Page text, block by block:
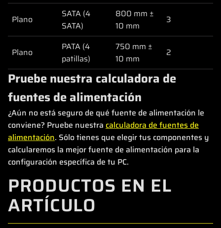
Plano
SATA (4
SATA)
800 mm ±
10 mm
3
Plano
PATA (4
patillas)
750 mm ±
10 mm
2
Pruebe nuestra calculadora de
fuentes de alimentación
¿Aún no está seguro de qué fuente de alimentación le
conviene? Pruebe nuestra calculadora de fuentes de
alimentación. Sólo tienes que elegir tus componentes y
calcularemos la mejor fuente de alimentación para la
configuración específica de tu PC.
PRODUCTOS EN EL
ARTÍCULO